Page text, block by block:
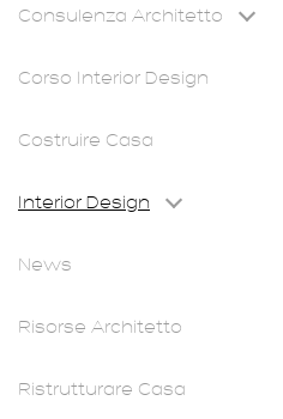
Consulenza Architetto
Corso Interior Design
Costruire Casa
Interior Design
News
Risorse Architetto
Ristrutturare Casa